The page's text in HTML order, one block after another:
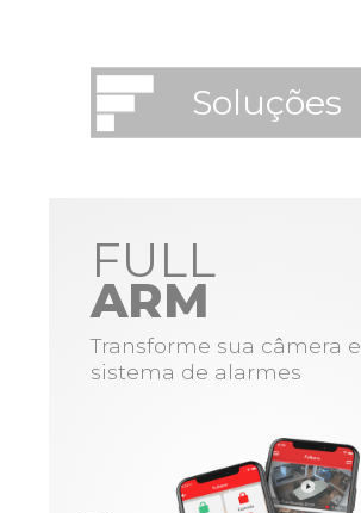
Soluções
FULL
ARM
Transforme sua câmera
sistema de alarmes